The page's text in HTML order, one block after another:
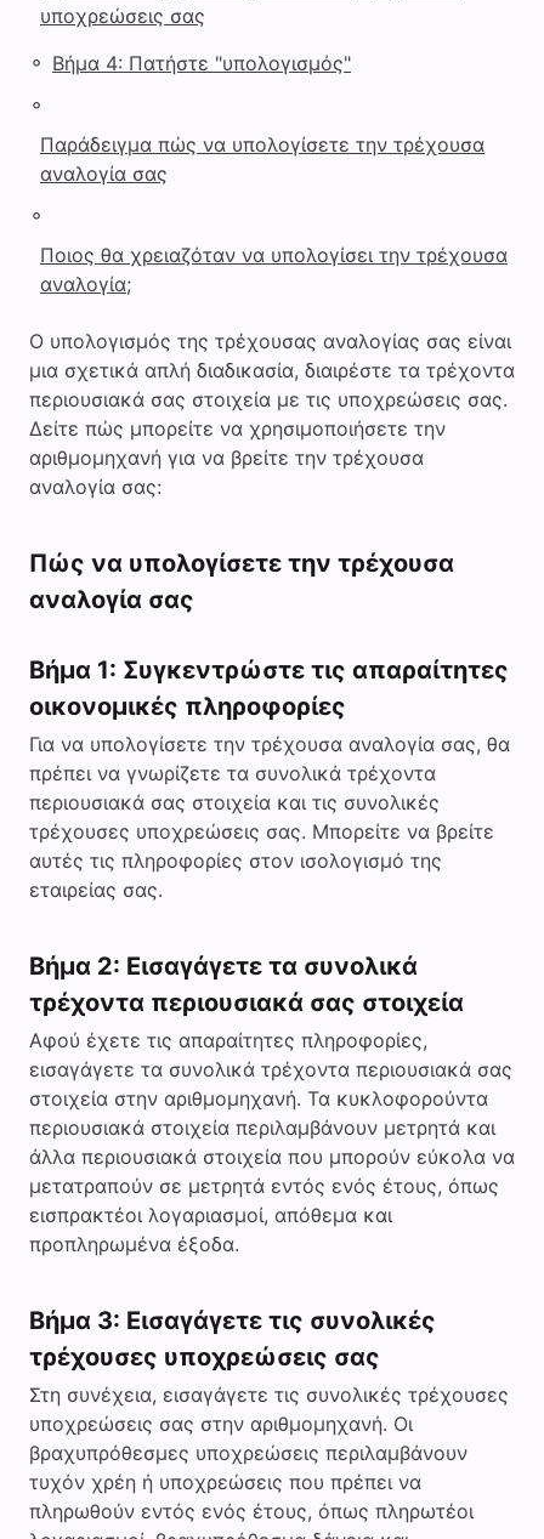
υποχρεώσεις σας
◦ Βήμα 4: Πατήστε "υπολογισμός"
◦
Παράδειγμα πώς να υπολογίσετε την τρέχουσα
αναλογία σας
◦
Ποιος θα χρειαζόταν να υπολογίσει την τρέχουσα
αναλογία;
Ο υπολογισμός της τρέχουσας αναλογίας σας είναι
μια σχετικά απλή διαδικασία, διαιρέστε τα τρέχοντα
περιουσιακά σας στοιχεία με τις υποχρεώσεις σας.
Δείτε πώς μπορείτε να χρησιμοποιήσετε την
αριθμομηχανή για να βρείτε την τρέχουσα
αναλογία σας:
Πώς να υπολογίσετε την τρέχουσα
αναλογία σας
Βήμα 1: Συγκεντρώστε τις απαραίτητες
οικονομικές πληροφορίες
Για να υπολογίσετε την τρέχουσα αναλογία σας, θα
πρέπει να γνωρίζετε τα συνολικά τρέχοντα
περιουσιακά σας στοιχεία και τις συνολικές
τρέχουσες υποχρεώσεις σας. Μπορείτε να βρείτε
αυτές τις πληροφορίες στον ισολογισμό της
εταιρείας σας.
Βήμα 2: Εισαγάγετε τα συνολικά
τρέχοντα περιουσιακά σας στοιχεία
Αφού έχετε τις απαραίτητες πληροφορίες,
εισαγάγετε τα συνολικά τρέχοντα περιουσιακά σας
στοιχεία στην αριθμομηχανή. Τα κυκλοφορούντα
περιουσιακά στοιχεία περιλαμβάνουν μετρητά και
άλλα περιουσιακά στοιχεία που μπορούν εύκολα να
μετατραπούν σε μετρητά εντός ενός έτους, όπως
εισπρακτέοι λογαριασμοί, απόθεμα και
προπληρωμένα έξοδα.
Βήμα 3: Εισαγάγετε τις συνολικές
τρέχουσες υποχρεώσεις σας
Στη συνέχεια, εισαγάγετε τις συνολικές τρέχουσες
υποχρεώσεις σας στην αριθμομηχανή. Οι
βραχυπρόθεσμες υποχρεώσεις περιλαμβάνουν
τυχόν χρέη ή υποχρεώσεις που πρέπει να
πληρωθούν εντός ενός έτους, όπως πληρωτέοι